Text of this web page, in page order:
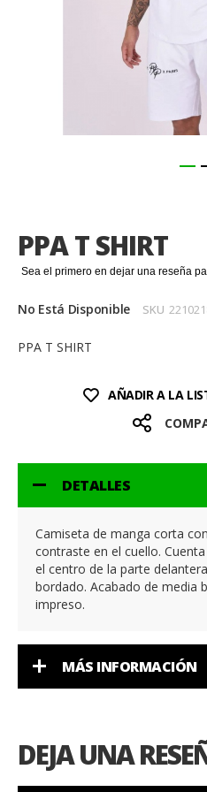
PPA T SHIRT
Sea el primero en dejar una reseña
No Está Disponible SKU
PPA T SHIRT
AÑADIR A LA
de
la
galería
imágenes
DETALLES
Camiseta de manga corta
contraste en el cuello.
el centro de la parte
bordado. Acabado de media
impreso.
MÁS INFORMACIÓN
DEJA UNA